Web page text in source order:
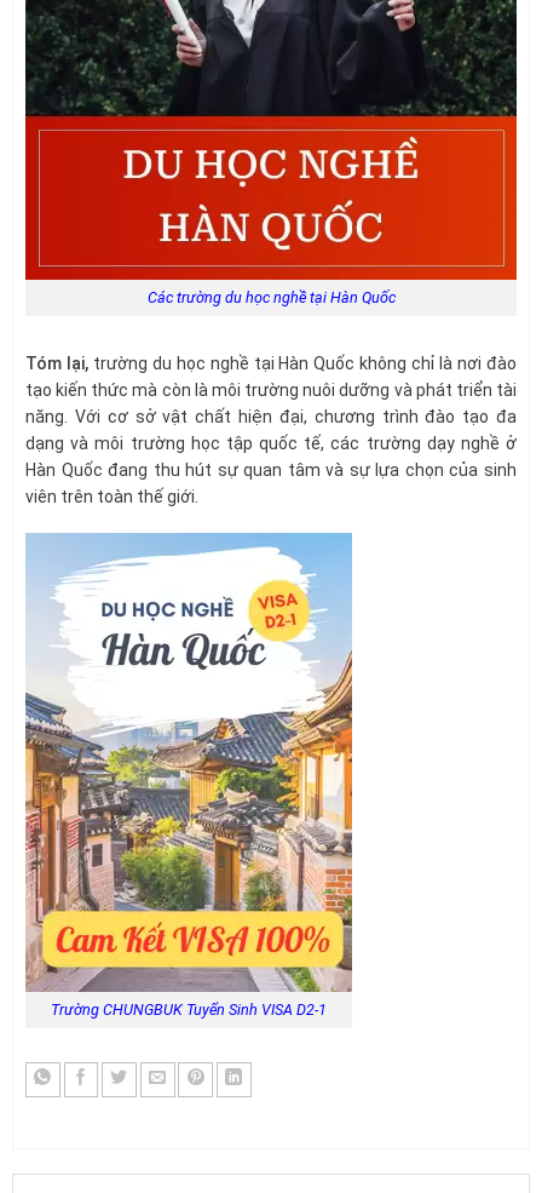
Các trường du học nghề tại Hàn Quốc
Tóm lại, trường du học nghề tại Hàn Quốc không chỉ là nơi đào
tạo kiến thức mà còn là môi trường nuôi dưỡng và phát triển tài
năng. Với cơ sở vật chất hiện đại, chương trình đào tạo đa
dạng và môi trường học tập quốc tế, các trường dạy nghề ở
Hàn Quốc đang thu hút sự quan tâm và sự lựa chọn của sinh
viên trên toàn thế giới.
Trường CHUNGBUK Tuyển Sinh VISA D2-1